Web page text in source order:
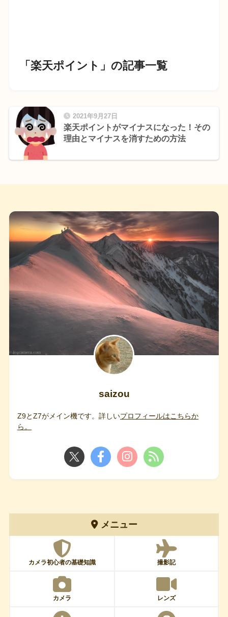
「楽天ポイント」の記事一覧
2021年9月27日
楽天ポイントがマイナスになった！その
理由とマイナスを消すための方法
saizou
Z9とZ7がメイン機です。詳しいプロフィールはこちらか
ら。
メニュー
カメラ初心者の基礎知識 撮影記
カメラ レンズ